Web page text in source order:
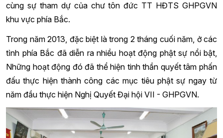
cùng sự tham dự của chư tôn đức TT HĐTS GHPGVN
khu vực phía Bắc.
Trong năm 2013, đặc biệt là trong 2 tháng cuối năm, ở các
tỉnh phía Bắc đã diễn ra nhiều hoạt động phật sự nổi bật,
Những hoạt động đó đã thể hiện tinh thần quyết tâm phấn
đấu thực hiện thành công các mục tiêu phật sự ngay từ
năm đầu thực hiện Nghị Quyết Đại hội VII - GHPGVN.